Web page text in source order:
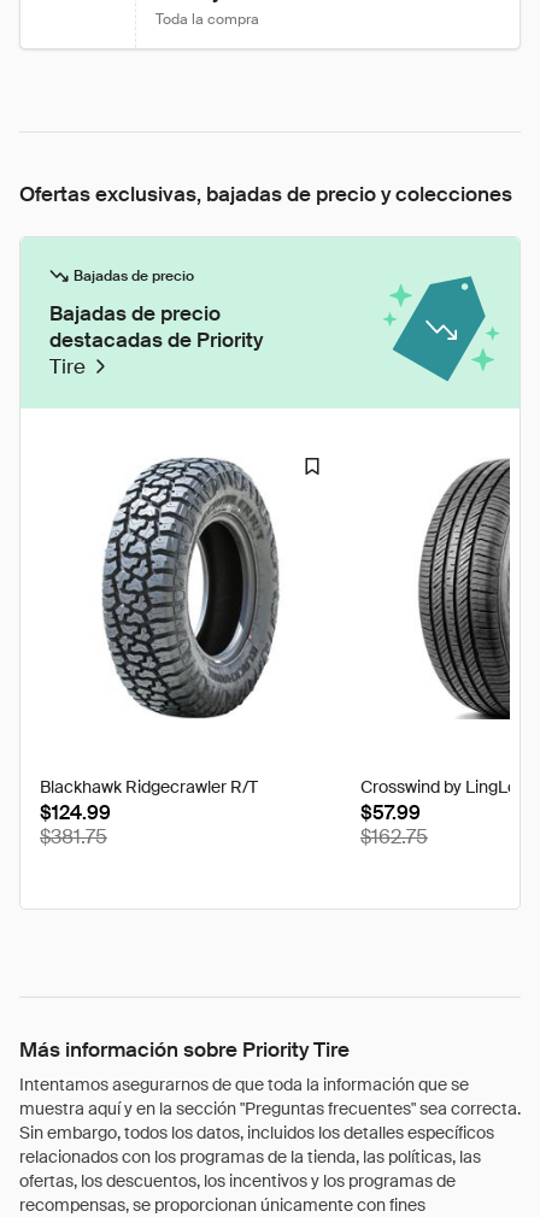
Toda la compra
Ofertas exclusivas, bajadas de precio y colecciones
Bajadas de precio
Bajadas de precio
destacadas de Priority
Tire
Blackhawk Ridgecrawler R/T
$124.99
$381.75
Crosswind by
$57.99
$162.75
Más información sobre Priority Tire
Intentamos asegurarnos de que toda la información que se
muestra aquí y en la sección "Preguntas frecuentes" sea correcta.
Sin embargo, todos los datos, incluidos los detalles específicos
relacionados con los programas de la tienda, las políticas, las
ofertas, los descuentos, los incentivos y los programas de
recompensas, se proporcionan únicamente con fines